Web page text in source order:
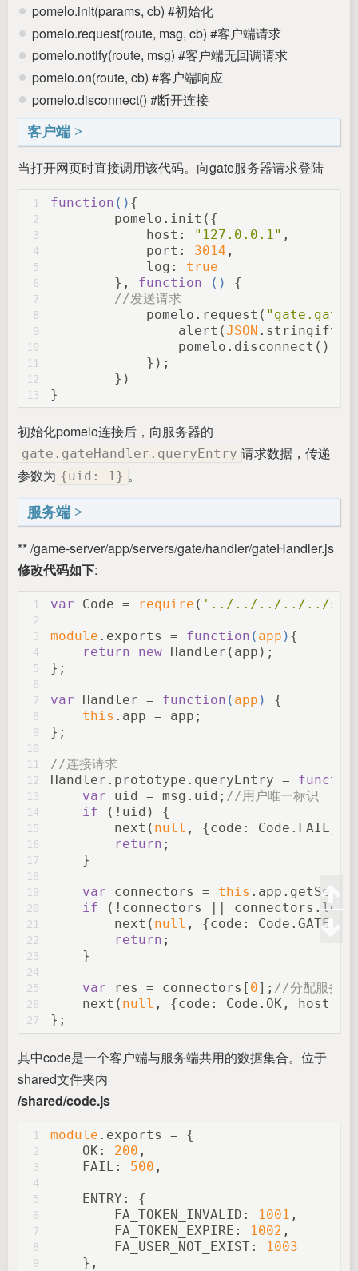
pomelo.init(params, cb) #初始化
pomelo.request(route, msg, cb) #客户端请求
pomelo.notify(route, msg) #客户端无回调请求
pomelo.on(route, cb) #客户端响应
pomelo.disconnect() #断开连接
客户端
当打开网页时直接调用该代码。向gate服务器请求登陆
1
2
3
4
5
6
7
8
9
10
11
12
13
function ( ) {
	pomelo.init({
	    host:
"127.0.0.1" ,
	    port:
3014 ,
	    log:
true
	},
function ( ) {
//发送请求
	    pomelo.request(
	        alert(
JSON
	        pomelo.disconnect();
	    });
	})
}
初始化pomelo连接后，向服务器的
gate.gateHandler.queryEntry 请求数据，传递
参数为 {uid: 1} 。
服务端
** /game-server/app/servers/gate/handler/gateHandler.js
修改代码如下:
1
2
3
4
5
6
7
8
9
10
11
12
13
14
15
16
17
18
19
20
21
22
23
24
25
26
27
var Code = require ( '../../../../../
module .exports = function ( app ) {
return
new Handler(app);
};
var Handler = function ( app ) {
this .app = app;
};
//连接请求
Handler.prototype.queryEntry =
var uid = msg.uid; //用户唯一标识
if (!uid) {
        next(
null , {code : Code.FAIL});
return ;
    }
var connectors = this
if (!connectors ||
        next(
null , {code :
return ;
    }
var res = connectors[ 0]; //分配服务器
    next(
null , {code : Code.OK, host
};
其中code是一个客户端与服务端共用的数据集合。位于
shared文件夹内
/shared/code.js
1
2
3
4
5
6
7
8
9
module .exports = {
    OK:
200 ,
    FAIL:
500 ,
    ENTRY: {
        FA_TOKEN_INVALID:
1001 ,
        FA_TOKEN_EXPIRE:
1002 ,
        FA_USER_NOT_EXIST:
1003
    },